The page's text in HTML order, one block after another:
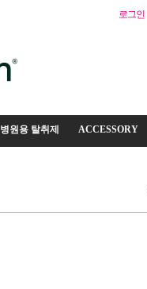
로그인
병원용 탈취제 ACCESSORY